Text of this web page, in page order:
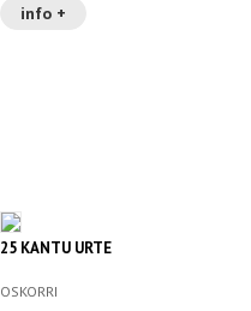
info +
25 KANTU URTE
OSKORRI